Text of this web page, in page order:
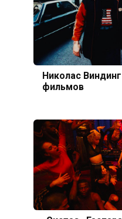
Николас
фильмов